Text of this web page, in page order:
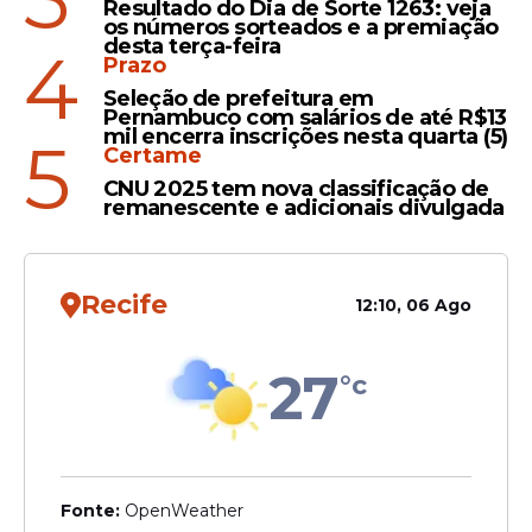
concede título de cidadão
recifense a Wagner Moura
Destaque
Wagner Moura integra lista
das personalidades mais
influentes do mundo em
Veja Também
Resultado do Dia de Sorte 1263: veja
os números sorteados e a premiação
desta terça-feira
4
Prazo
Seleção de prefeitura em
Pernambuco com salários de até R$13
mil encerra inscrições nesta quarta (5)
5
Certame
CNU 2025 tem nova classificação de
remanescente e adicionais divulgada
Recife 12:10, 06 Ago
27°c
Fonte: OpenWeather